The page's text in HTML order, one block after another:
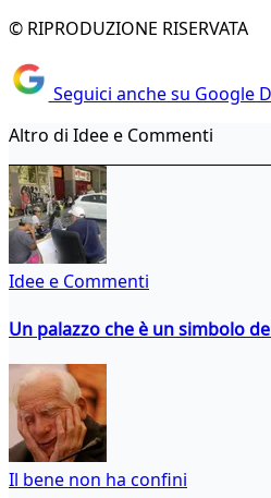
© RIPRODUZIONE RISERVATA
Seguici anche su Google
Altro di Idee e Commenti
Idee e Commenti
Un palazzo che è un simbolo
Il bene non ha confini